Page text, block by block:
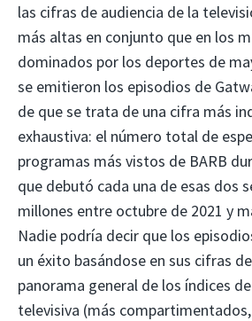
las cifras de audiencia de la
más altas en conjunto que en los
dominados por los deportes de
se emitieron los episodios de
de que se trata de una cifra más
exhaustiva: el número total de
programas más vistos de BARB
que debutó cada una de esas dos
millones entre octubre de 2021 y
Nadie podría decir que los
un éxito basándose en sus cifras
panorama general de los índices
televisiva (más